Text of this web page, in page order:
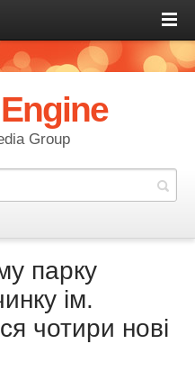
Group
парку
ім.
чотири нові